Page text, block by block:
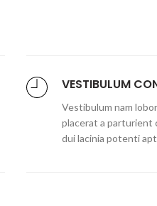
VESTIBULUM
Vestibulum nam
placerat a parturient
dui lacinia potenti